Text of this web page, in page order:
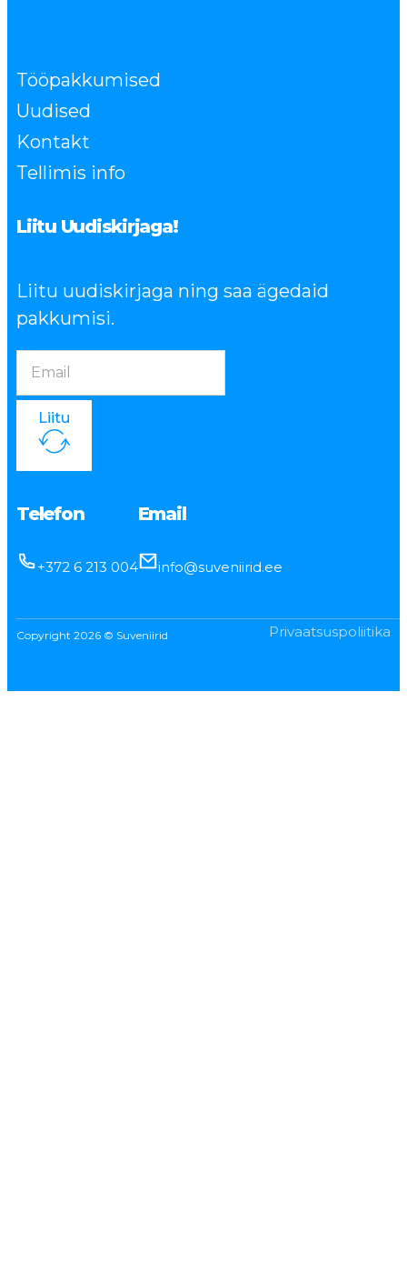
Tööpakkumised
Uudised
Kontakt
Tellimis info
Liitu Uudiskirjaga!
Liitu uudiskirjaga ning saa ägedaid
pakkumisi.
Liitu
Telefon
+372 6 213 004
Email
info@suveniirid.ee
Copyright 2026 © Suveniirid Privaatsuspoliitika